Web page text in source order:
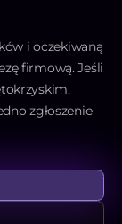
i oczekiwaną
firmową. Jeśli
zgłoszenie